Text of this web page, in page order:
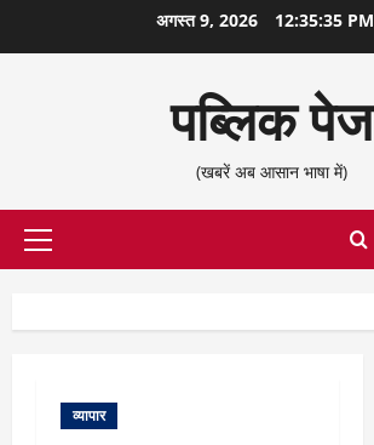
सामग्री
अगस्त 9, 2026 12:35:36 PM
पब्लिक पेज
(खबरें अब आसान भाषा में)
प्राथमिक
व्यापार